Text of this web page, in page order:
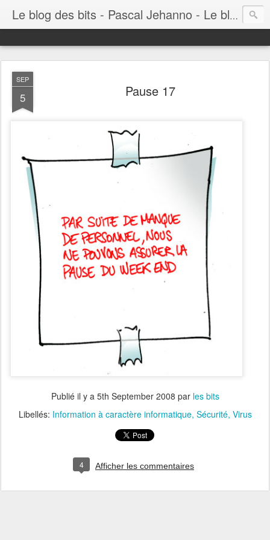
Le blog des bits - Pascal Jehanno - Le blog BD informatique
SEP
5 Pause 17
Publié il y a 5th September 2008 par les bits
Libellés: Information à caractère informatique Sécurité Virus
4 Afficher les commentaires